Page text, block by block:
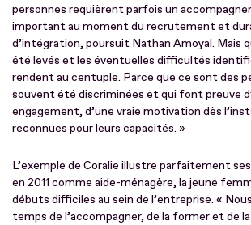
personnes requièrent parfois un
important au moment du recrutement et
d’intégration, poursuit Nathan Amoyal. Mais
été levés et les éventuelles difficultés
rendent au centuple. Parce que ce sont des
souvent été discriminées et qui font preuve
engagement, d’une vraie motivation dès
reconnues pour leurs capacités. »
L’exemple de Coralie illustre parfaitement
en 2011 comme aide-ménagère, la jeune
débuts difficiles au sein de l’entreprise. «
temps de l’accompagner, de la former et de